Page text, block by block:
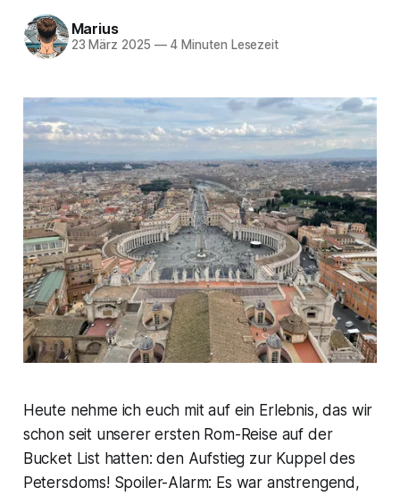
Marius
23 März 2025 —4 Minuten Lesezeit
Heute nehme ich euch mit auf ein Erlebnis, das wir
schon seit unserer ersten Rom-Reise auf der
Bucket List hatten: den Aufstieg zur Kuppel des
Petersdoms! Spoiler-Alarm: Es war anstrengend,